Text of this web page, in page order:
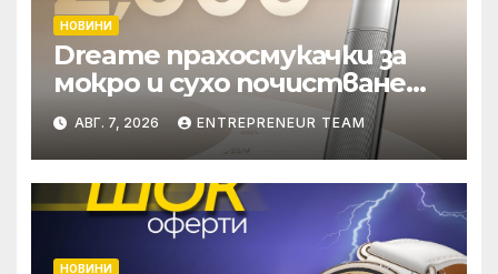
НОВИНИ
Dreame прахосмукачки за
мокро и сухо почистване
надхвърлиха 2 000
патентни заявки в
световен мащаб
АВГ. 7, 2026 ENTREPRENEUR TEAM
НОВИНИ